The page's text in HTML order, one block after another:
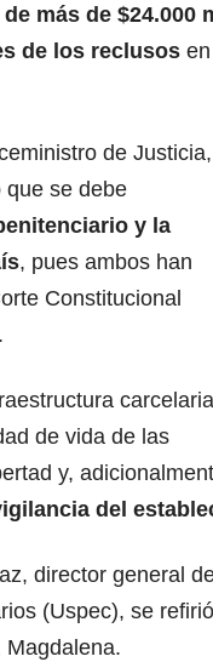
más de $24.000
de los reclusos
de Justicia,
que se debe
y la
, pues ambos han
Constitucional
carcelaria
de vida de las
y,
del
director general
(Uspec), se
Magdalena.